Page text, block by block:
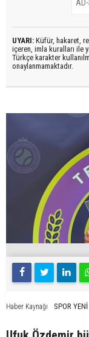
UYARI: Küfür, hakaret,
içeren, imla kuralları ile
Türkçe karakter
onaylanmamaktadır.
Haber Kaynağı SPOR YENİ